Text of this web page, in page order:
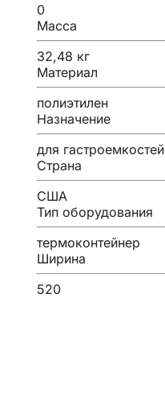
0
Масса
32,48 кг
Материал
полиэтилен
Назначение
для гастроемкостей
Страна
США
Тип оборудования
термоконтейнер
Ширина
520